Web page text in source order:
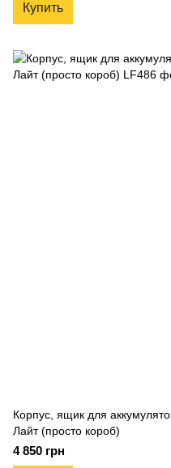
Купить
Корпус, ящик для
Лайт (просто короб)
4 850 грн